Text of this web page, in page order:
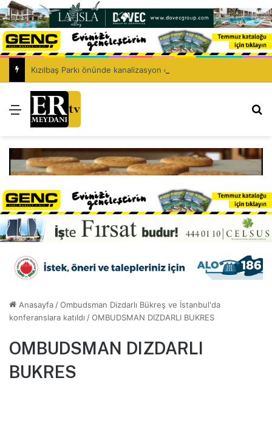
Menü
Anasayfa /Ombudsman Dizdarlı Bükreş ve İstanbul'da
konferanslara katıldı /OMBUDSMAN DIZDARLI BUKRES
OMBUDSMAN DIZDARLI
BUKRES